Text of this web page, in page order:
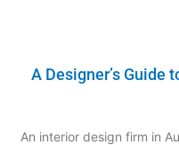
A Designer’s Guide
An interior design firm in